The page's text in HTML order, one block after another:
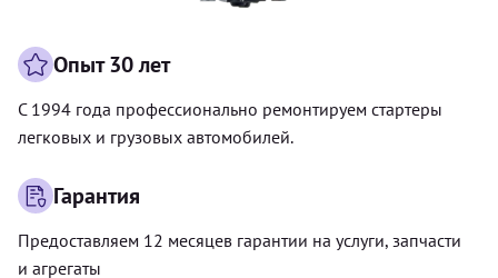
Опыт 30 лет
С 1994 года профессионально ремонтируем стартеры
легковых и грузовых автомобилей.
Гарантия
Предоставляем 12 месяцев гарантии на услуги, запчасти
и агрегаты